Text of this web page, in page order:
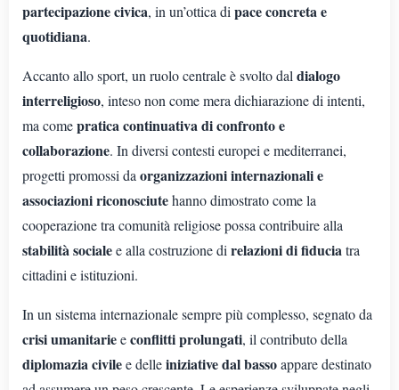
partecipazione civica, in un’ottica di pace concreta e
quotidiana.
Accanto allo sport, un ruolo centrale è svolto dal dialogo
interreligioso, inteso non come mera dichiarazione di intenti,
ma comepratica continuativa di confronto e
collaborazione. In diversi contesti europei e mediterranei,
progetti promossi da organizzazioni internazionali e
associazioni riconosciutehanno dimostrato come la
cooperazione tra comunità religiose possa contribuire alla
stabilità socialee alla costruzione di relazioni di fiduciatra
cittadini e istituzioni.
In un sistema internazionale sempre più complesso, segnato da
crisi umanitarieeconflitti prolungati, il contributo della
diplomazia civilee delleiniziative dal bassoappare destinato